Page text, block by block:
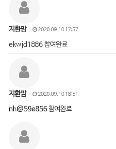
지환맘 2020.09.10 17:57
ekwjd1886 참여완료
지환맘 2020.09.10 18:51
nh@59e856참여완료